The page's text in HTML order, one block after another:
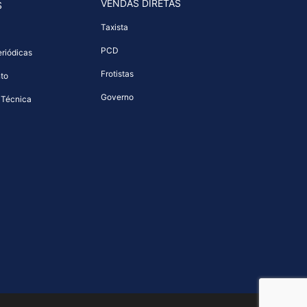
VENDAS DIRETAS
Taxista
PCD
Frotistas
Governo